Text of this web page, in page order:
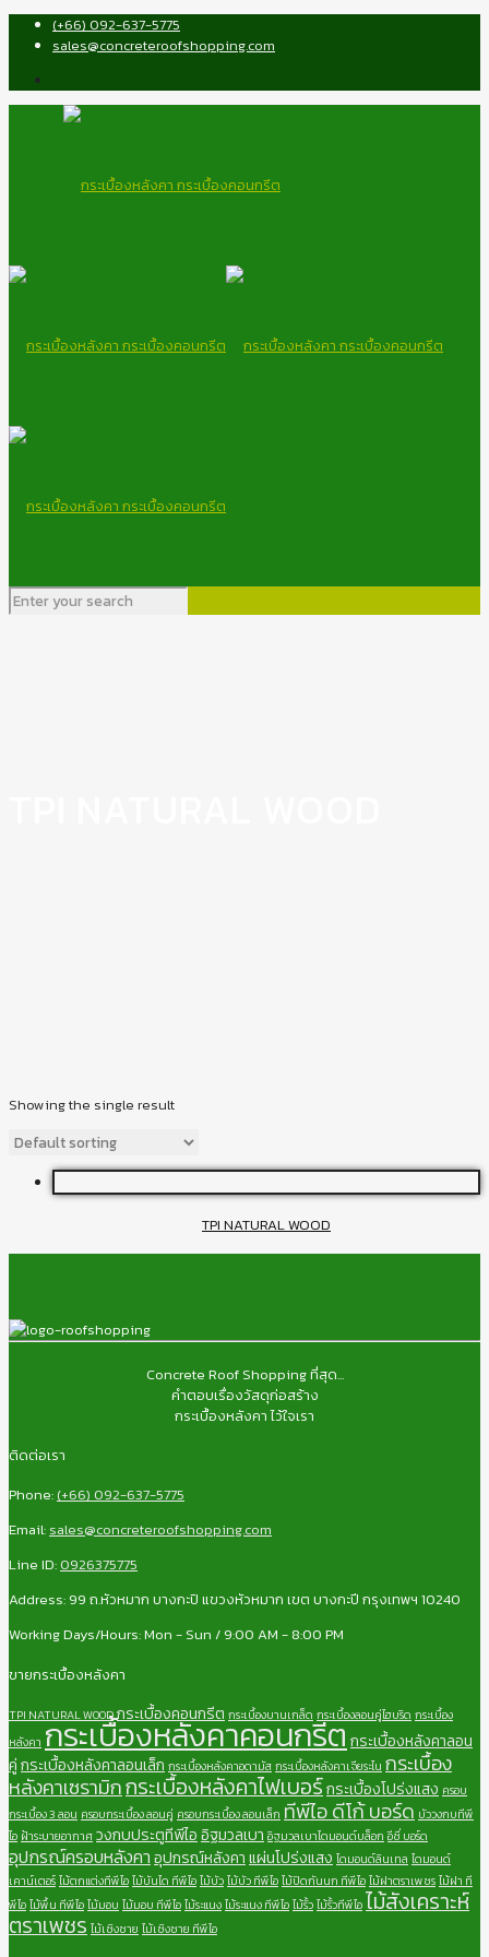
(+66) 092-637-5775
sales@concreteroofshopping.com
Showing the single result
TPI NATURAL WOOD
Concrete Roof Shopping ที่สุด...
คำตอบเรื่องวัสดุก่อสร้าง
กระเบื้องหลังคา ไว้ใจเรา
ติดต่อเรา
Phone: (+66) 092-637-5775
Email: sales@concreteroofshopping.com
Line ID: 0926375775
Address: 99 ถ.หัวหมาก บางกะปิ แขวงหัวหมาก เขต บางกะปี กรุงเทพฯ 10240
Working Days/Hours: Mon - Sun / 9:00 AM - 8:00 PM
ขายกระเบื้องหลังคา
TPI NATURAL WOODกระเบื้องคอนกรีต กระเบื้องบานเกล็ด กระเบื้องลอนคู่ไฮบริด กระเบื้อง
หลังคา กระเบื้องหลังคาคอนกรีตกระเบื้องหลังคาลอน
คู่กระเบื้องหลังคาลอนเล็ก กระเบื้องหลังคาอดามัสกระเบื้องหลังคาเจียระไน กระเบื้อง
หลังคาเซรามิกกระเบื้องหลังคาไฟเบอร์กระเบื้องโปร่งแสง ครอบ
กระเบื้อง 3 ลอน ครอบกระเบื้อง ลอนคู่ ครอบกระเบื้อง ลอนเล็ก ทีพีไอ ดีโก้ บอร์ด บัววงกบทีพี
ไอ ฝ้าระบายอากาศวงกบประตูทีพีไออิฐมวลเบา อิฐมวลเบาไดมอนด์บล็อก อีซี่ บอร์ด
อุปกรณ์ครอบหลังคาอุปกรณ์หลังคาแผ่นโปร่งแสง ไดมอนด์ลินเทล ไดมอนด์
เคาน์เตอร์ไม้ตกแต่งทีพีไอไม้บันได ทีพีไอไม้บัวไม้บัว ทีพีไอไม้ปิดกันนก ทีพีไอไม้ฝาตราเพชรไม้ฝา ที
พีไอไม้พื้น ทีพีไอไม้มอบ ไม้มอบ ทีพีไอไม้ระแนงไม้ระแนง ทีพีไอไม้รั้วไม้รั้วทีพีไอไม้สังเคราะห์
ตราเพชร ไม้เชิงชาย ไม้เชิงชาย ทีพีไอ